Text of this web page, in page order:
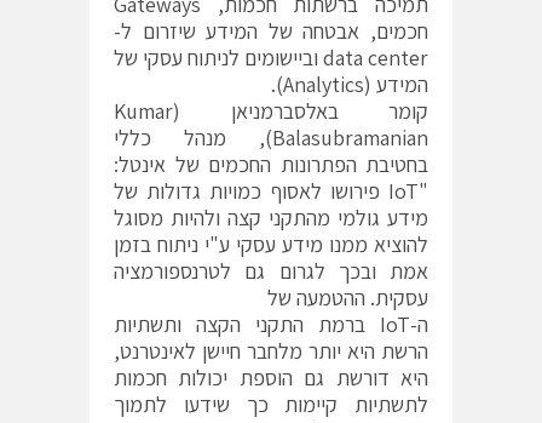
חכמים, אבטחה של המידע שיזרום ל-
data center וביישומים לניתוח עסקי של
המידע (Analytics).
קומר באלסברמניאן (Kumar
Balasubramanian), מנהל כללי
בחטיבת הפתרונות החכמים של אינטל:
"IoT פירושו לאסוף כמויות גדולות של
מידע גולמי מהתקני קצה ולהיות מסוגל
להוציא ממנו מידע עסקי ע"י ניתוח בזמן
אמת ובכך לגרום גם לטרנספורמציה
עסקית. ההטמעה של
ה-IoT ברמת התקני הקצה ותשתיות
הרשת היא יותר מלחבר חיישן לאינטרנט,
היא דורשת גם הוספת יכולות חכמות
לתשתיות קיימות כך שידעו לתמוך